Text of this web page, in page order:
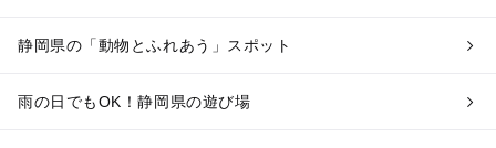
静岡県の「動物とふれあう」スポット
雨の日でもOK！静岡県の遊び場